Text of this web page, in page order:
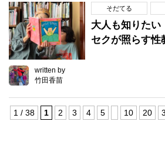
そだてる
大人も知りたい
セクが照らす性
written by
竹田香苗
1 / 38 1 2 3 4 5 10 20